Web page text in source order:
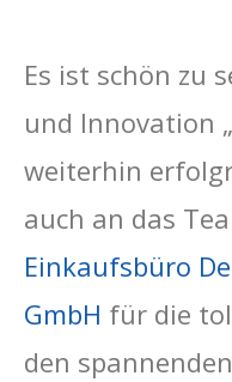
Es ist schön zu
und Innovation
weiterhin
auch an das
Einkaufsbüro
GmbH für die
den